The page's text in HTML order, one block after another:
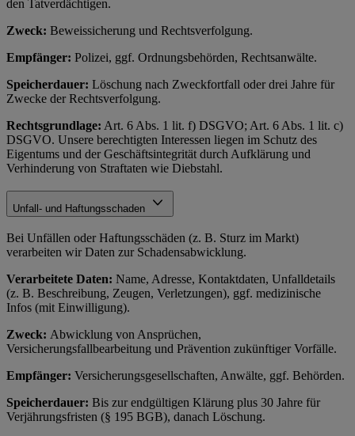
den Tatverdächtigen.
Zweck: Beweissicherung und Rechtsverfolgung.
Empfänger: Polizei, ggf. Ordnungsbehörden, Rechtsanwälte.
Speicherdauer: Löschung nach Zweckfortfall oder drei Jahre für
Zwecke der Rechtsverfolgung.
Rechtsgrundlage: Art. 6 Abs. 1 lit. f) DSGVO; Art. 6 Abs. 1 lit. c)
DSGVO. Unsere berechtigten Interessen liegen im Schutz des
Eigentums und der Geschäftsintegrität durch Aufklärung und
Verhinderung von Straftaten wie Diebstahl.
Unfall- und Haftungsschaden
Bei Unfällen oder Haftungsschäden (z. B. Sturz im Markt)
verarbeiten wir Daten zur Schadensabwicklung.
Verarbeitete Daten: Name, Adresse, Kontaktdaten, Unfalldetails
(z. B. Beschreibung, Zeugen, Verletzungen), ggf. medizinische
Infos (mit Einwilligung).
Zweck: Abwicklung von Ansprüchen,
Versicherungsfallbearbeitung und Prävention zukünftiger Vorfälle.
Empfänger: Versicherungsgesellschaften, Anwälte, ggf. Behörden.
Speicherdauer: Bis zur endgültigen Klärung plus 30 Jahre für
Verjährungsfristen (§ 195 BGB), danach Löschung.